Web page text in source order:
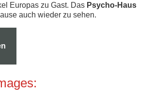
Europas zu Gast. Das Psycho-Haus
auch wieder zu sehen.